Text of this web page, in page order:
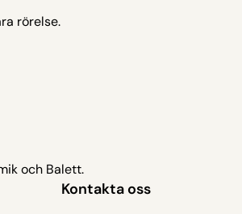
rörelse.
och Balett.
Kontakta oss